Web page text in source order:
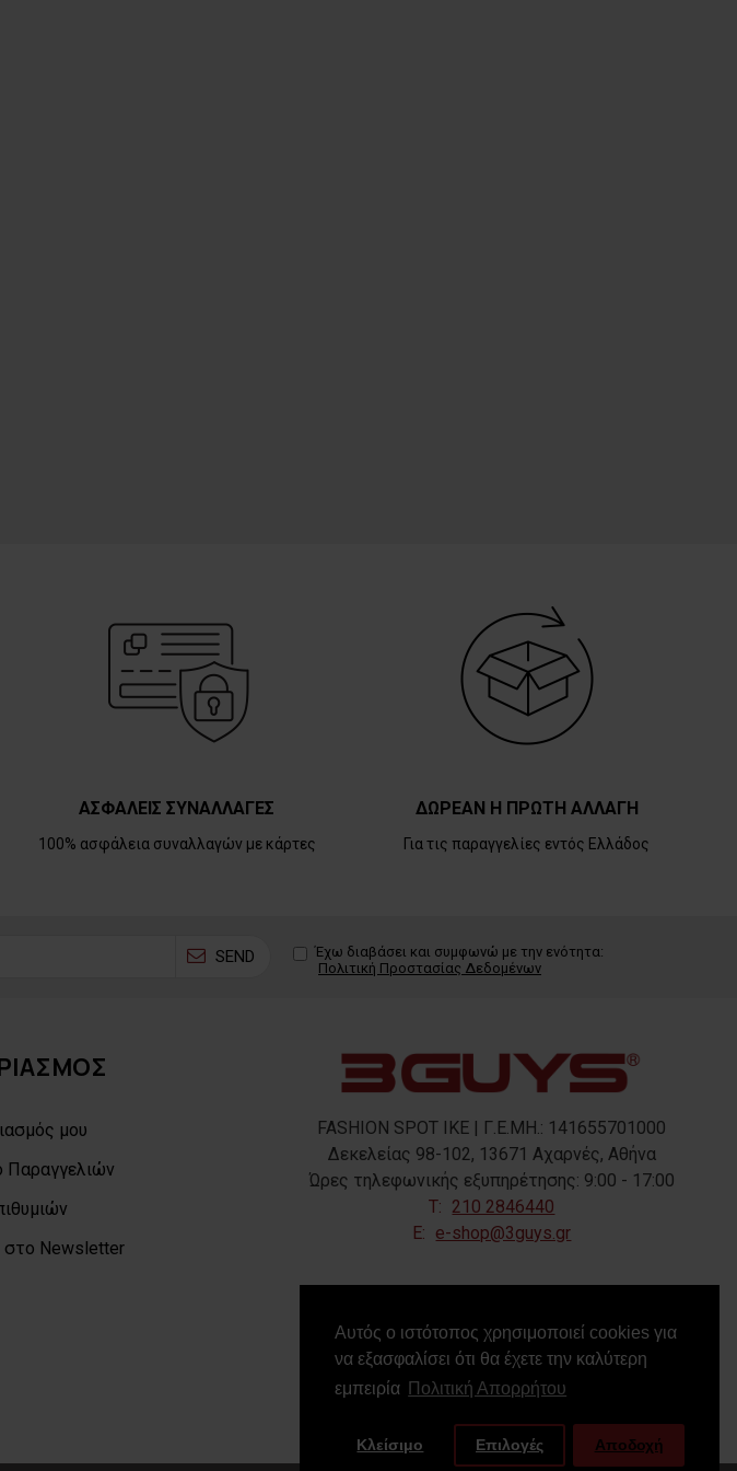
Αυτός ο ιστότοπος χρησιμοποιεί cookies για
να εξασφαλίσει ότι θα έχετε την καλύτερη
εμπειρία Πολιτική Απορρήτου
Κλείσιμο Επιλογές Αποδοχή
ΑΣΦΑΛΕΙΣ ΣΥΝΑΛΛΑΓΕΣ
100% ασφάλεια συναλλαγών με κάρτες
ΔΩΡΕΑΝ Η ΠΡΩΤΗ ΑΛΛΑΓΗ
Για τις παραγγελίες εντός Ελλάδος
SEND
Έχω διαβάσει και συμφωνώ με την ενότητα:
Πολιτική Προστασίας Δεδομένων
μου
Παραγγελιών
στο Newsletter
FASHION SPOT IKE | Γ.Ε.ΜΗ.: 141655701000
Δεκελείας 98-102, 13671 Αχαρνές, Αθήνα
Ώρες τηλεφωνικής εξυπηρέτησης: 9:00 - 17:00
T: 210 2846440
E: e-shop@3guys.gr